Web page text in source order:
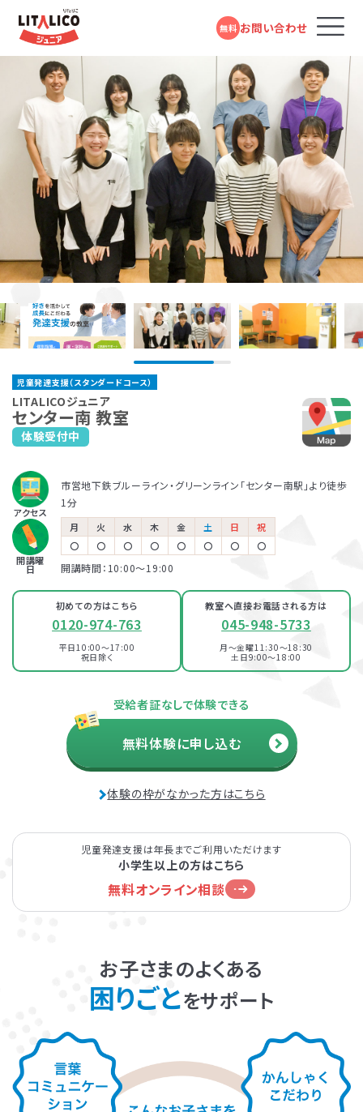
無料 お問い合わせ
コースのご案内
LITALICOジュニアとは
教室を探す
成長事例
入会までの流れ
児童発達支援
放課後等デイサービス
資料・体験授業のお問い合わせ
発達障害とは
個人情報保護方針 サイトマップ
LITALICOワンダー
LITALICO発達ナビ
LITALICOライフ
LITALICOワークス
児童発達支援（スタンダードコース）
LITALICOジュニア
センター南 教室
体験受付中
アクセス
市営地下鉄ブルーライン・グリーンライン「センター南駅」より徒歩
1分
開講曜
日
月 火 水 木 金 土 日
祝
〇
〇 〇 〇 〇 〇 〇 〇
開講時間：10:00〜19:00
初めての方はこちら
0120-974-763
平日10:00～17:00
祝日除く
教室へ直接お電話される方は
045-948-5733
月～金曜11:30～18:30
土日9:00～18:00
受給者証なしで体験できる
無料体験に申し込む
体験の枠がなかった方はこちら
児童発達支援は年長までご利用いただけます
小学生以上の方はこちら
無料オンライン相談
お子さまのよくある
困りごとをサポート
保育所等訪問支援とは、児童福祉法に基づくサービスで、児童
発達支援や放課後等デイサービスと同じ「障害児通所支援」の
一つです。保育所（保育園）や幼稚園、小学校など、お子さまが
サポートします。
LITALICOジュニアでは、保護者さま向けのサービス「ペアレ
ントトレーニング」というプログラムを提供しています。ペアレ
ントトレーニングとは子育てのイライラを軽減し、自分もお子さ
ログラムです。
各教室のコースについて
パーソナルコース
発達障害や学習障害があるお子さまや発達が気に
なるお子さまを支援する学習塾・幼児教室です。受給
者証の有無に関係なく、すぐにご利用いただけます。
対象年齢：0歳～高校3年
スタンダードコース
児童福祉法に基づき運営している福祉サービスで
ス（小学1年～高校3年）に分かれており、受給者証を
お持ちの方がご利用いただけます。
スタンダードコース 無料体験受付中
LITALICOジュニア
たまプラーザ教室
東急田園都市線「たまプラーザ駅」より徒歩3分
LITALICOジュニア
中山教室
LITALICOジュニア
JR「新横浜駅」より徒歩6分
市営地下鉄ブルーライン「新横浜駅」より徒歩6分
LITALICOジュニア
東急東横線「大倉山駅」より徒歩1分
パーソナルコース
100％自己負担で完全マンツーマンの
発達支援が受けられる教室
センター南教室
市営地下鉄ブルーライン・グリーンライン「センター南駅」より徒歩2分
フォームで
問い合わせる
電話で問い合わせる
0120-974-763
平日10:00～17:00／祝日除く
LITALICOジュニア
たまプラーザ教室
東急田園都市線「たまプラーザ駅」より徒歩3分
LITALICOジュニア
JR横浜線・横浜市営地下鉄グリーンライン「中山駅」より徒歩2分
LITALICOジュニア
新横浜教室
JR「新横浜駅」より徒歩6分
LITALICOジュニア
大倉山教室
東急東横線「大倉山駅」より徒歩1分